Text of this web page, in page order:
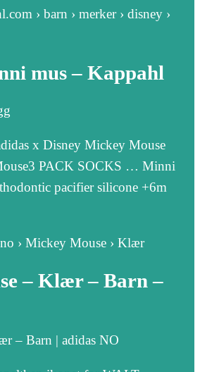
› barn › merker › disney ›
mus – Kappahl
x Disney Mickey Mouse
PACK SOCKS … Minni
pacifier silicone +6m
› Mickey Mouse › Klær
– Klær – Barn –
– Barn | adidas NO